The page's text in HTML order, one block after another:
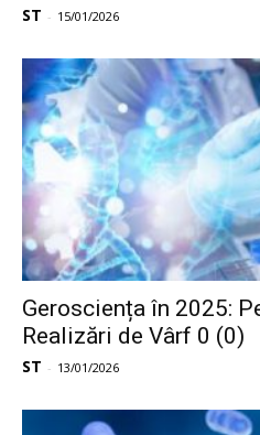
ST - 15/01/2026
Gerosciența în 2025:
Realizări de Vârf 0 (0)
ST - 13/01/2026